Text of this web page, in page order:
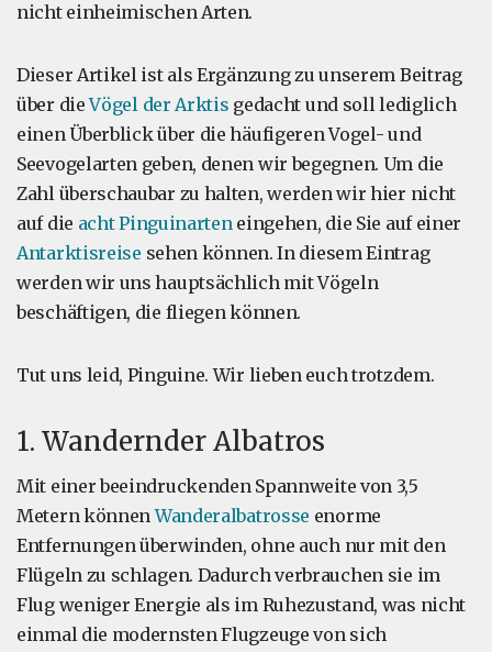
nicht einheimischen Arten.
Dieser Artikel ist als Ergänzung zu unserem Beitrag
über dieVögel der Arktis gedacht und soll lediglich
einen Überblick über die häufigeren Vogel- und
Seevogelarten geben, denen wir begegnen. Um die
Zahl überschaubar zu halten, werden wir hier nicht
auf die acht Pinguinarteneingehen, die Sie auf einer
Antarktisreise sehen können. In diesem Eintrag
werden wir uns hauptsächlich mit Vögeln
beschäftigen, die fliegen können.
Tut uns leid, Pinguine. Wir lieben euch trotzdem.
1. Wandernder Albatros
Mit einer beeindruckenden Spannweite von 3,5
Metern könnenWanderalbatrosse enorme
Entfernungen überwinden, ohne auch nur mit den
Flügeln zu schlagen. Dadurch verbrauchen sie im
Flug weniger Energie als im Ruhezustand, was nicht
einmal die modernsten Flugzeuge von sich